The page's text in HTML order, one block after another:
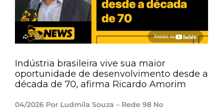
Indústria brasileira vive sua maior
oportunidade de desenvolvimento desde a
década de 70, afirma Ricardo Amorim
04/2026 Por Ludmila Souza – Rede 98 No